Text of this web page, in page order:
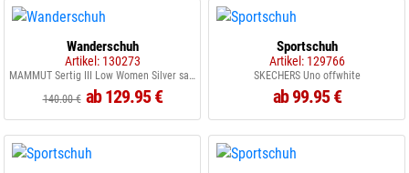
Wanderschuh
Artikel: 130273
MAMMUT Sertig III Low Women Silver sage/Strata 1055
140.00 € ab 129.95 €
Sportschuh
Artikel: 129766
SKECHERS Uno offwhite
ab 99.95 €